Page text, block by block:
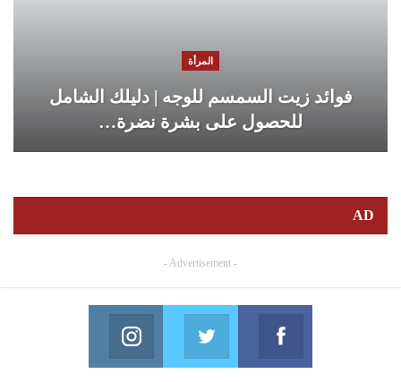
المرأة
فوائد زيت السمسم للوجه | دليلك الشامل
للحصول على بشرة نضرة…
AD
- Advertisement -
Facebook
Join us on Facebook
Twitter
Join us on Twitter